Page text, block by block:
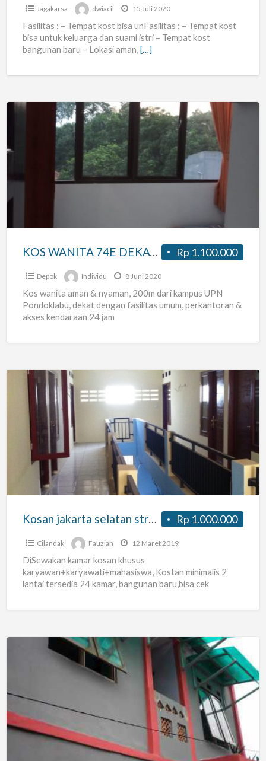
Jagakarsa dwiacil 15 Juli 2020
Fasilitas : – Tempat kost bisa unFasilitas : – Tempat kost
bisa untuk keluarga dan suami istri – Tempat kost
bangunan baru – Lokasi aman,[…]
WANITA
DEKAT
KAMPUS
PONDOKLABU
Rp 1.100.000
KOS WANITA 74E DEKAT KAMPUS UPN PONDOKLABU JAKARTA
Depok Individu 8 Juni 2020
Kos wanita aman & nyaman, 200m dari kampus UPN
Pondoklabu, dekat dengan fasilitas umum, perkantoran &
akses kendaraan 24 jam
Kosan
jakarta
selatan
strategis
Rp 1.000.000
Kosan jakarta selatan strategis
Cilandak Fauziah 12 Maret 2019
DiSewakan kamar kosan khusus
karyawan+karyawati+mahasiswa, Kostan minimalis 2
lantai tersedia 24 kamar, bangunan baru,bisa cek
Pondoklabu
Jakarta
Selatan